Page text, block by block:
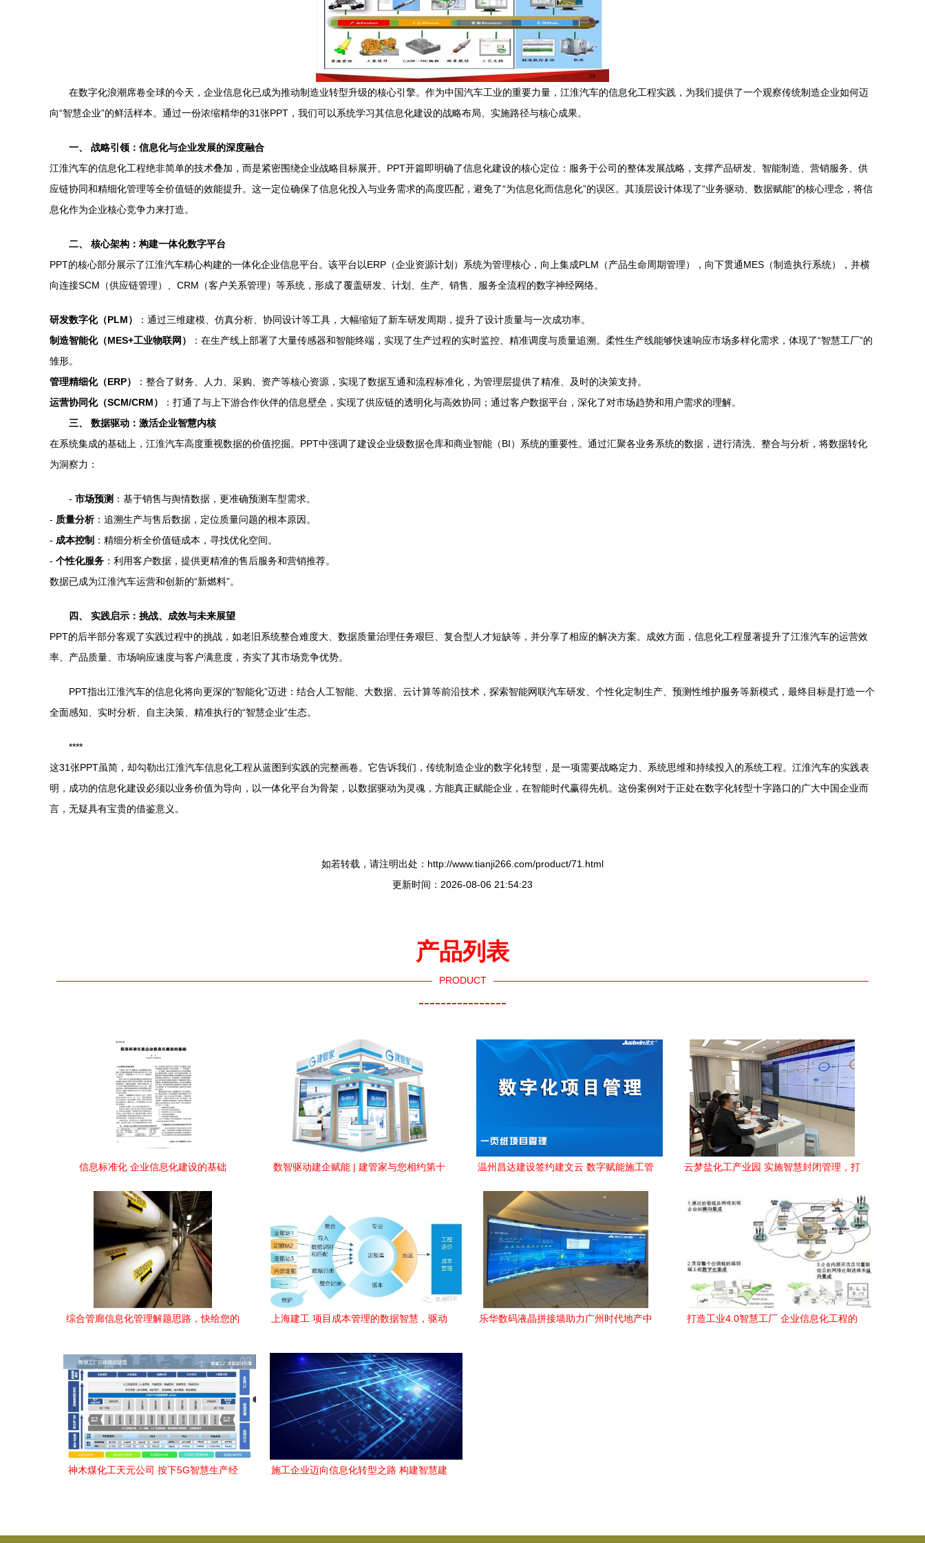
在数字化浪潮席卷全球的今天，企业信息化已成为推动制造业转型升级的核心引擎。作为中国汽车工业的重要力量，江淮汽车的信息化工程实践，为我们提供了一个观察传统制造企业如何迈
向“智慧企业”的鲜活样本。通过一份浓缩精华的31张PPT，我们可以系统学习其信息化建设的战略布局、实施路径与核心成果。
一、 战略引领：信息化与企业发展的深度融合
江淮汽车的信息化工程绝非简单的技术叠加，而是紧密围绕企业战略目标展开。PPT开篇即明确了信息化建设的核心定位：服务于公司的整体发展战略，支撑产品研发、智能制造、营销服务、供
应链协同和精细化管理等全价值链的效能提升。这一定位确保了信息化投入与业务需求的高度匹配，避免了“为信息化而信息化”的误区。其顶层设计体现了“业务驱动、数据赋能”的核心理念，将信
息化作为企业核心竞争力来打造。
二、 核心架构：构建一体化数字平台
PPT的核心部分展示了江淮汽车精心构建的一体化企业信息平台。该平台以ERP（企业资源计划）系统为管理核心，向上集成PLM（产品生命周期管理），向下贯通MES（制造执行系统），并横
向连接SCM（供应链管理）、CRM（客户关系管理）等系统，形成了覆盖研发、计划、生产、销售、服务全流程的数字神经网络。
研发数字化（PLM）
：通过三维建模、仿真分析、协同设计等工具，大幅缩短了新车研发周期，提升了设计质量与一次成功率。
制造智能化（MES+工业物联网）
：在生产线上部署了大量传感器和智能终端，实现了生产过程的实时监控、精准调度与质量追溯。柔性生产线能够快速响应市场多样化需求，体现了“智慧工厂”的
雏形。
管理精细化（ERP）
：整合了财务、人力、采购、资产等核心资源，实现了数据互通和流程标准化，为管理层提供了精准、及时的决策支持。
运营协同化（SCM/CRM）
：打通了与上下游合作伙伴的信息壁垒，实现了供应链的透明化与高效协同；通过客户数据平台，深化了对市场趋势和用户需求的理解。
三、 数据驱动：激活企业智慧内核
在系统集成的基础上，江淮汽车高度重视数据的价值挖掘。PPT中强调了建设企业级数据仓库和商业智能（BI）系统的重要性。通过汇聚各业务系统的数据，进行清洗、整合与分析，将数据转化
为洞察力：
- 市场预测 ：基于销售与舆情数据，更准确预测车型需求。
- 质量分析：追溯生产与售后数据，定位质量问题的根本原因。
- 成本控制 ：精细分析全价值链成本，寻找优化空间。
- 个性化服务 ：利用客户数据，提供更精准的售后服务和营销推荐。
数据已成为江淮汽车运营和创新的“新燃料”。
四、 实践启示：挑战、成效与未来展望
PPT的后半部分客观了实践过程中的挑战，如老旧系统整合难度大、数据质量治理任务艰巨、复合型人才短缺等，并分享了相应的解决方案。成效方面，信息化工程显著提升了江淮汽车的运营效
率、产品质量、市场响应速度与客户满意度，夯实了其市场竞争优势。
PPT指出江淮汽车的信息化将向更深的“智能化”迈进：结合人工智能、大数据、云计算等前沿技术，探索智能网联汽车研发、个性化定制生产、预测性维护服务等新模式，最终目标是打造一个
全面感知、实时分析、自主决策、精准执行的“智慧企业”生态。
****
这31张PPT虽简，却勾勒出江淮汽车信息化工程从蓝图到实践的完整画卷。它告诉我们，传统制造企业的数字化转型，是一项需要战略定力、系统思维和持续投入的系统工程。江淮汽车的实践表
明，成功的信息化建设必须以业务价值为导向，以一体化平台为骨架，以数据驱动为灵魂，方能真正赋能企业，在智能时代赢得先机。这份案例对于正处在数字化转型十字路口的广大中国企业而
言，无疑具有宝贵的借鉴意义。
如若转载，请注明出处：http://www.tianji266.com/product/71.html
更新时间：2026-08-06 21:54:23
产品列表
PRODUCT
----------------
信息标准化 企业信息化建设的基础
数智驱动建企赋能 | 建管家与您相约第十
温州昌达建设签约建文云 数字赋能施工管
云梦盐化工产业园 实施智慧封闭管理，打
综合管廊信息化管理解题思路，快给您的
上海建工 项目成本管理的数据智慧，驱动
乐华数码液晶拼接墙助力广州时代地产中
打造工业4.0智慧工厂 企业信息化工程的
神木煤化工天元公司 按下5G智慧生产经
施工企业迈向信息化转型之路 构建智慧建